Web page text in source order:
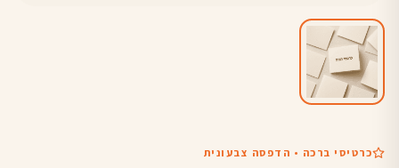
כרטיסי ברכה • הדפסה צבעונית